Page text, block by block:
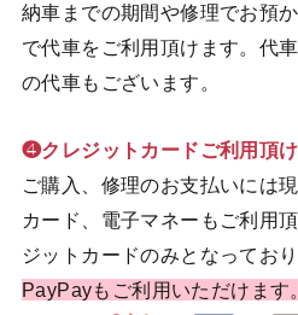
納車までの期間や修理でお預
で代車をご利用頂けます。代
の代車もございます。
❹クレジットカードご利用頂
ご購入、修理のお支払いには
カード、電子マネーもご利用
ジットカードのみとなっており
PayPayもご利用いただけます。